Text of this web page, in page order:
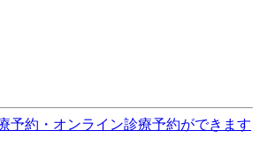
予約・オンライン診療予約ができます